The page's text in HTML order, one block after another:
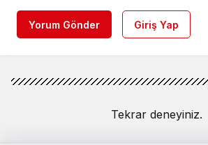
Yorum Gönder Giriş Yap
Tekrar deneyiniz.